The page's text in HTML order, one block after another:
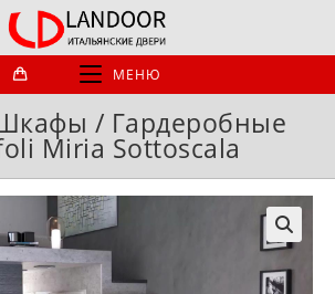
МЕНЮ
/ Гардеробные
Miria Sottoscala
🔍